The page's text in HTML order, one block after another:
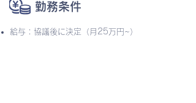
勤務条件
給与 : 協議後に決定（月25万円~）